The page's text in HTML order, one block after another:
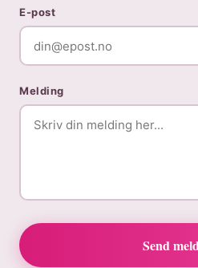
E-post
Melding
Send